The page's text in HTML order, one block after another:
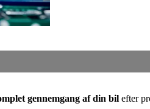
gennemgang af din bil efter